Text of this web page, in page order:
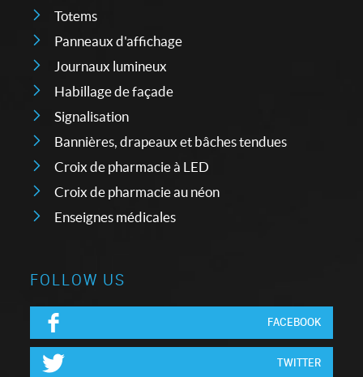
Totems
Panneaux d'affichage
Journaux lumineux
Habillage de façade
Signalisation
Bannières, drapeaux et bâches tendues
Croix de pharmacie à LED
Croix de pharmacie au néon
Enseignes médicales
FOLLOW US
FACEBOOK
TWITTER